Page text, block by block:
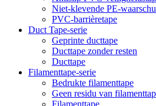
Niet-klevende PE-
PVC-barrièretape
Duct Tape-serie
Geprinte ducttape
Ducttape zonder resten
Ducttape
Filamenttape-serie
Bedrukte filamenttape
Geen residu van
Filamenttape